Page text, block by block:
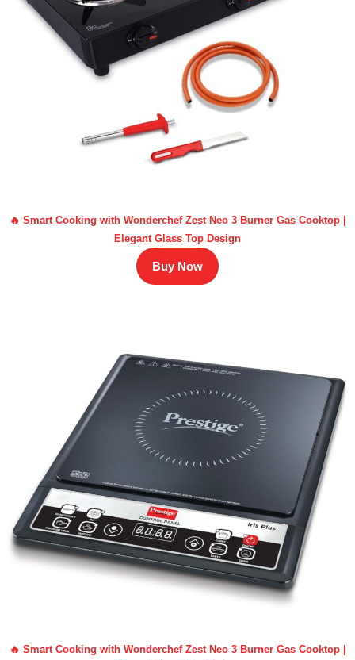
🔥 Smart Cooking with Wonderchef Zest Neo 3 Burner Gas Cooktop |
Elegant Glass Top Design
Buy Now
🔥 Smart Cooking with Wonderchef Zest Neo 3 Burner Gas Cooktop |